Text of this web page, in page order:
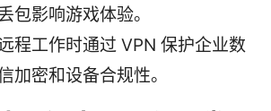
包影响游戏体验。
程工作时通过 VPN 保护企业数
加密和设备合规性。